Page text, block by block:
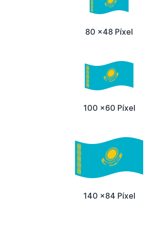
80 x48 Píxel
100 x60 Píxel
140 x84 Píxel